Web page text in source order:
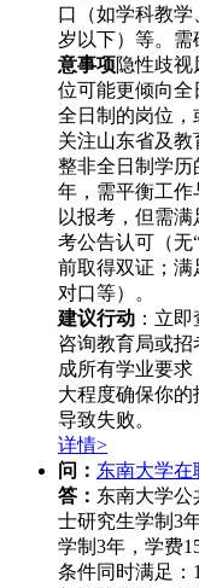
口（如学科教学
岁以下）等。需
意事项隐性歧
位可能更倾向
全日制的岗位，
关注山东省及教
整非全日制学历
年，需平衡工作
以报考，但需
考公告认可（无
前取得双证；满
对口等）。
建议行动 ：立
咨询教育局或
成所有学业要
大程度确保你
导致失败。
详情>
问： 东南大学在
答： 东南大学
士研究生学制3
学制3年，学费
条件同时满足：